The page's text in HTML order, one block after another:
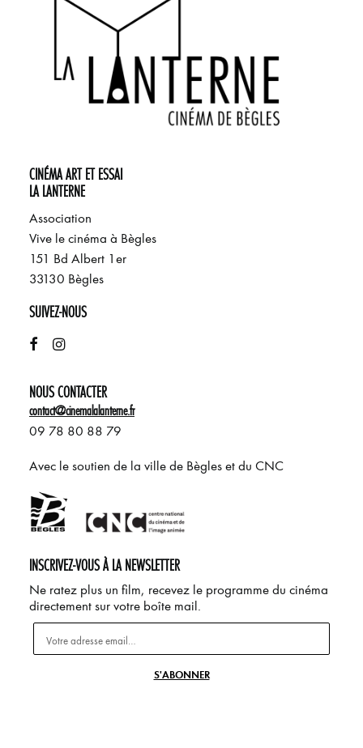
CINÉMA ART ET ESSAI
LA LANTERNE
Association
Vive le cinéma à Bègles
151 Bd Albert 1er
33130 Bègles
SUIVEZ-NOUS
NOUS CONTACTER
contact@cinemalalanterne.fr
09 78 80 88 79
Avec le soutien de la ville de Bègles et du CNC
INSCRIVEZ-VOUS À LA NEWSLETTER
Ne ratez plus un film, recevez le programme du cinéma
directement sur votre boîte mail.